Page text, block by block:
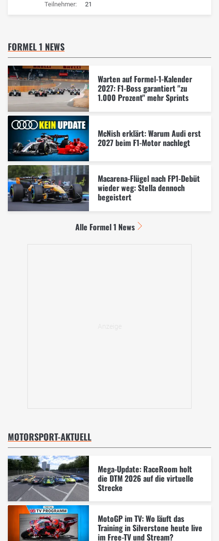
Teilnehmer: 21
FORMEL 1 NEWS
Warten auf Formel-1-Kalender
2027: F1-Boss garantiert "zu
1.000 Prozent" mehr Sprints
McNish erklärt: Warum Audi erst
2027 beim F1-Motor nachlegt
Macarena-Flügel nach FP1-Debüt
wieder weg: Stella dennoch
begeistert
Alle Formel 1 News
MOTORSPORT-AKTUELL
Mega-Update: RaceRoom holt
die DTM 2026 auf die virtuelle
Strecke
MotoGP im TV: Wo läuft das
Training in Silverstone heute live
im Free-TV und Stream?